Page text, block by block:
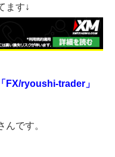
ます↓
「FX/ryoushi-trader」
です。